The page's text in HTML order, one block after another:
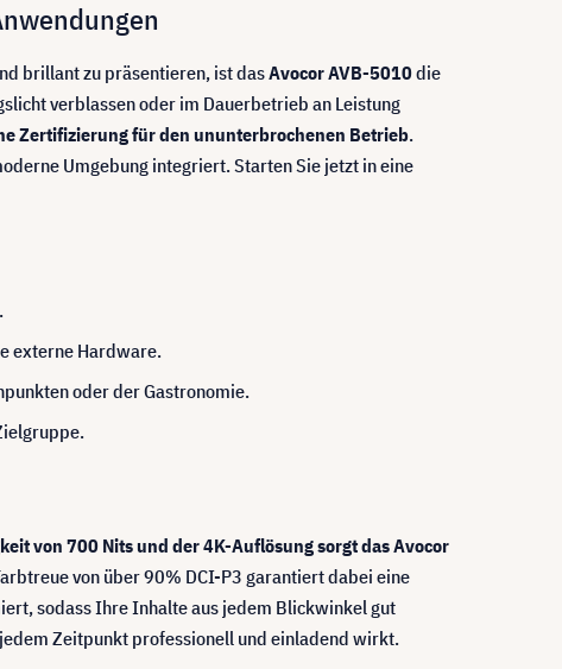
brillant zu präsentieren, ist dasAvocor AVB-5010die
verblassen oder im Dauerbetrieb an Leistung
Zertifizierung für den ununterbrochenen Betrieb.
Umgebung integriert. Starten Sie jetzt in eine
externe Hardware.
oder der Gastronomie.
von 700 Nits und der 4K-Auflösung sorgt das Avocor
von über 90% DCI-P3 garantiert dabei eine
sodass Ihre Inhalte aus jedem Blickwinkel gut
Zeitpunkt professionell und einladend wirkt.